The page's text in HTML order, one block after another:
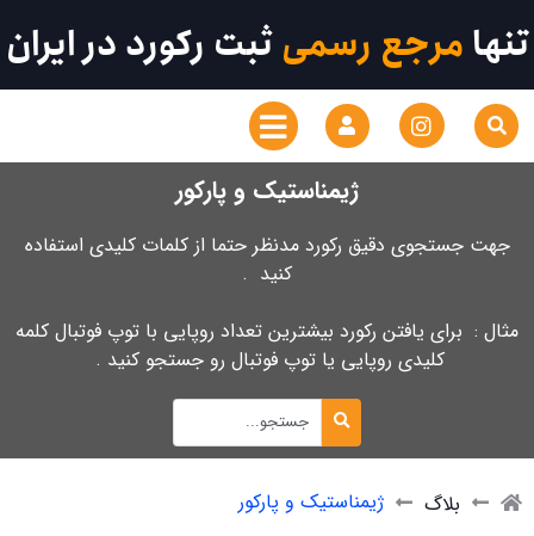
تنهامرجع رسمیثبت رکورد در ایران
ژیمناستیک و پارکور
جهت جستجوی دقیق رکورد مدنظر حتما از کلمات کلیدی استفاده
کنید .
مثال : برای یافتن رکورد بیشترین تعداد روپایی با توپ فوتبال کلمه
کلیدی روپایی یا توپ فوتبال رو جستجو کنید .
بلاگ ژیمناستیک و پارکور